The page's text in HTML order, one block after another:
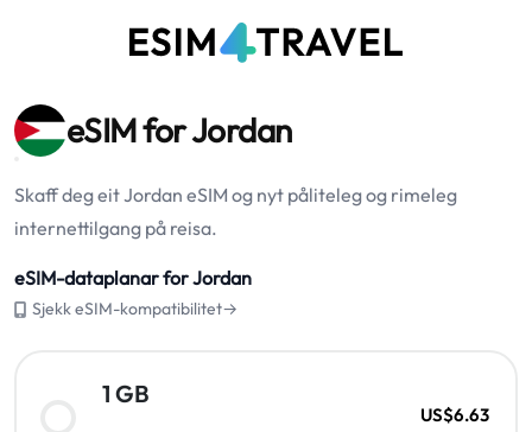
eSIM for Jordan
Skaff deg eit Jordan eSIM og nyt påliteleg og rimeleg
internettilgang på reisa.
eSIM-dataplanar for Jordan
Sjekk eSIM-kompatibilitet→
1 GB
US$6.63